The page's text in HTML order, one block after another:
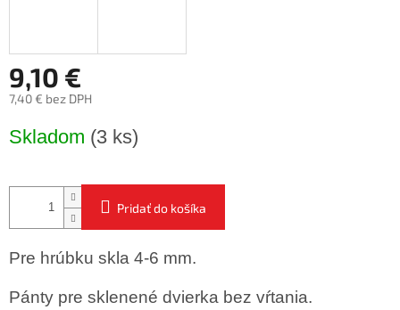
9,10 €
7,40 € bez DPH
cena:
Skladom (3 ks)
Pridať do košíka
Pre hrúbku skla 4-6 mm.
Pánty pre sklenené dvierka bez vŕtania.